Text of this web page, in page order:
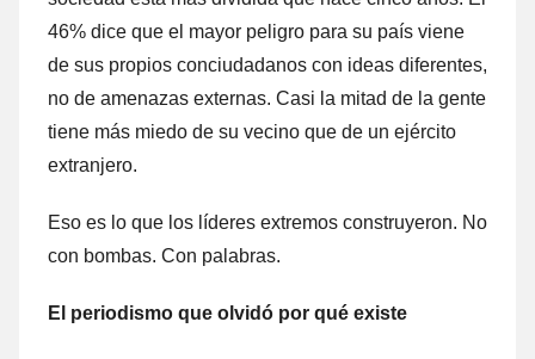
46% dice que el mayor peligro para su país viene
de sus propios conciudadanos con ideas diferentes,
no de amenazas externas. Casi la mitad de la gente
tiene más miedo de su vecino que de un ejército
extranjero.
Eso es lo que los líderes extremos construyeron. No
con bombas. Con palabras.
El periodismo que olvidó por qué existe